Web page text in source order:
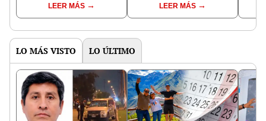
LEER MÁS
de mesa para este 4 de
octubre en el link oficial
LEER MÁS
LO MÁS VISTO LO ÚLTIMO